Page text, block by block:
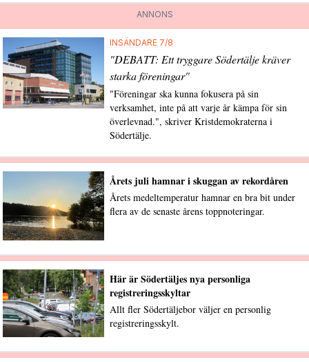
ANNONS
INSÄNDARE 7/8
"DEBATT: Ett tryggare Södertälje kräver
starka föreningar"
"Föreningar ska kunna fokusera på sin
verksamhet, inte på att varje år kämpa för sin
överlevnad.", skriver Kristdemokraterna i
Södertälje.
Årets juli hamnar i skuggan av rekordåren
Årets medeltemperatur hamnar en bra bit under
flera av de senaste årens toppnoteringar.
Här är Södertäljes nya personliga
registreringsskyltar
Allt fler Södertäljebor väljer en personlig
registreringsskylt.